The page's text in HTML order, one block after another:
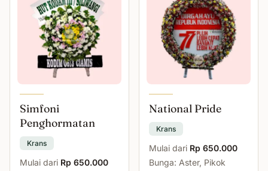
Simfoni
Penghormatan
Krans
Mulai dari Rp 650.000
National Pride
Krans
Mulai dari Rp 650.000
Bunga: Aster, Pikok